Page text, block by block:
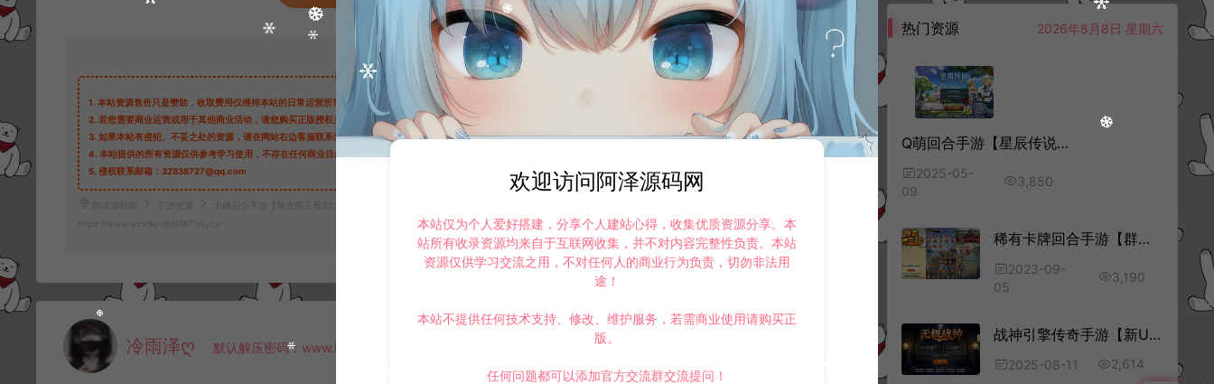
©版权免责声明
1. 本站资源售价只是赞助，收取费用仅维持本站的日常运营所需。
2. 若您需要商业运营或用于其他商业活动，请您购买正版授权并合法使用。
3. 如果本站有侵犯、不妥之处的资源，请在网站右边客服联系我们。将会第一时间解决！
4. 本站提供的所有资源仅供参考学习使用，不存在任何商业目的与商业用途，请大家不要用于商用！
5. 侵权联系邮箱：32838727@qq.com
阿泽源码网 手游资源
卡牌回合手游【新光西王母3333级七天赋内购版】8月最新整理Linux手工服务端+抽奖后台+CDK授权后台+安卓+详细搭建教程+视频教程
https://www.lyzwlkj.vip/51473/syzy/
冷雨泽ღ 默认解压密码：www.lyzwlkj.vip
热门资源 2026年8月8日 星期六
Q萌回合手游【星辰传说之神域奇缘】5月最新整理Linux手工服务端+本地注册验证+代理后台+GM授权后台+安卓苹果双端+详细搭建教程+视频教程
2025-05-
09
3,850
稀有卡牌回合手游【群英斗三国】8月最新整理Linux手工服务端+管理后台+CDK授权后台+GM授权后台+安卓+详细搭建教程+视频教程
2023-09-
05
3,190
战神引擎传奇手游【新UI无极战神三职业[白猪3.1]】8月最新整理Win一键服务端+GM授权后台后台+安卓苹果双端+详细搭建教程+视频教程
2025-08-11 2,614
欢迎访问阿泽源码网
本站仅为个人爱好搭建，分享个人建站心得，收集优质资源分享。本
站所有收录资源均来自于互联网收集，并不对内容完整性负责。本站
资源仅供学习交流之用，不对任何人的商业行为负责，切勿非法用
途！
本站不提供任何技术支持、修改、维护服务，若需商业使用请购买正
版。
任何问题都可以添加官方交流群交流提问！